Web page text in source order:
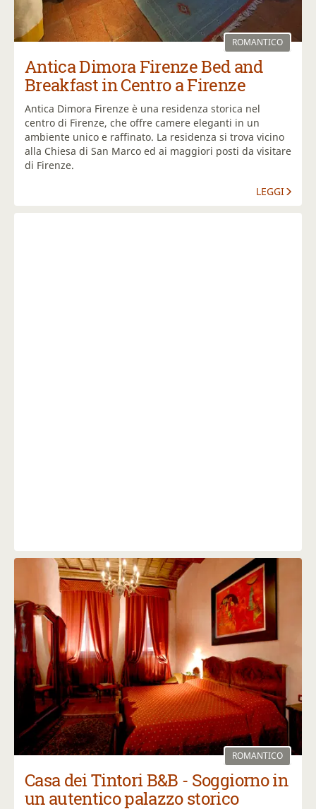
ROMANTICO
Antica Dimora Firenze Bed and
Breakfast in Centro a Firenze
Antica Dimora Firenze è una residenza storica nel
centro di Firenze, che offre camere eleganti in un
ambiente unico e raffinato. La residenza si trova vicino
alla Chiesa di San Marco ed ai maggiori posti da visitare
di Firenze.
LEGGI
ROMANTICO
Casa dei Tintori B&B - Soggiorno in
un autentico palazzo storico